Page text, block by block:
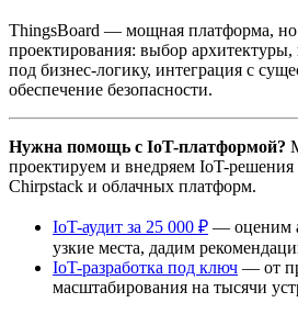
ThingsBoard — мощная платформа, но
проектирования: выбор архитектуры,
под бизнес-логику, интеграция с
обеспечение безопасности.
Нужна помощь с IoT-платформой?
проектируем и внедряем IoT-решения
Chirpstack и облачных платформ.
IoT-аудит за 25 000 ₽ — оценим
узкие места, дадим
IoT-разработка под ключ — от
масштабирования на тысячи